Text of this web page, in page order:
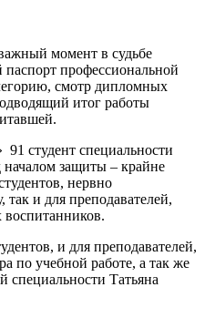
момент в судьбе
профессиональной
смотр дипломных
итог работы
студент специальности
началом защиты – крайне
нервно
и для преподавателей,
и для преподавателей,
по учебной работе, а так же
специальности Татьяна